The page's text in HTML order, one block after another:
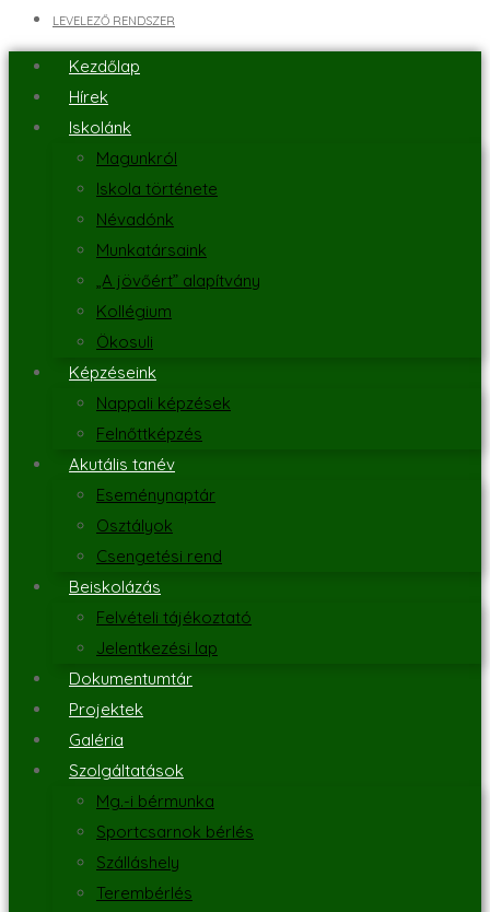
LEVELEZŐ RENDSZER
Kezdőlap
Hírek
Iskolánk
Magunkról
Iskola története
Névadónk
Munkatársaink
„A jövőért” alapítvány
Kollégium
Ökosuli
Képzéseink
Nappali képzések
Felnőttképzés
Akutális tanév
Eseménynaptár
Osztályok
Csengetési rend
Beiskolázás
Felvételi tájékoztató
Jelentkezési lap
Dokumentumtár
Projektek
Galéria
Szolgáltatások
Mg.-i bérmunka
Sportcsarnok bérlés
Szálláshely
Terembérlés